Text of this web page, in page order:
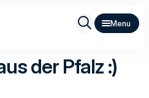
der Pfalz :)